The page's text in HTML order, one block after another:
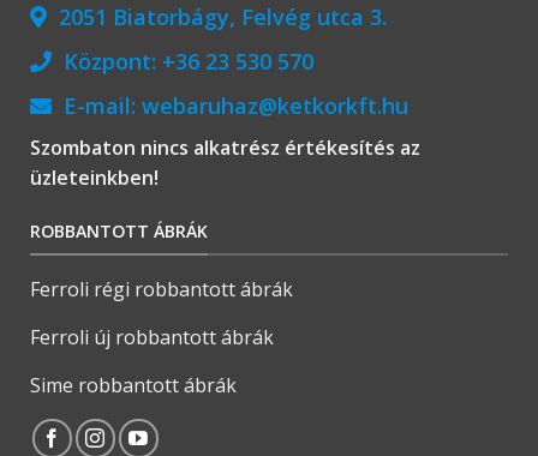
2051 Biatorbágy, Felvég utca 3.
Központ: +36 23 530 570
E-mail: webaruhaz@ketkorkft.hu
Szombaton nincs alkatrész értékesítés az
üzleteinkben!
ROBBANTOTT ÁBRÁK
Ferroli régi robbantott ábrák
Ferroli új robbantott ábrák
Sime robbantott ábrák